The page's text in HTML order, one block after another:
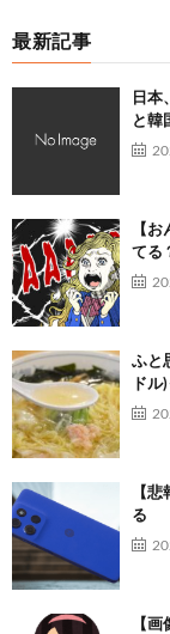
最新記事
日本
と韓
【
てる
ふと
ド
【
る
【